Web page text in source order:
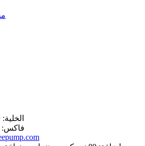
الخلية: +86
فاكس: +86-533-